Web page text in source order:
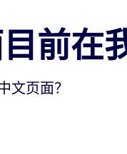
前在
文页面？